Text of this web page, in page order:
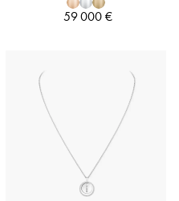
59 000 €